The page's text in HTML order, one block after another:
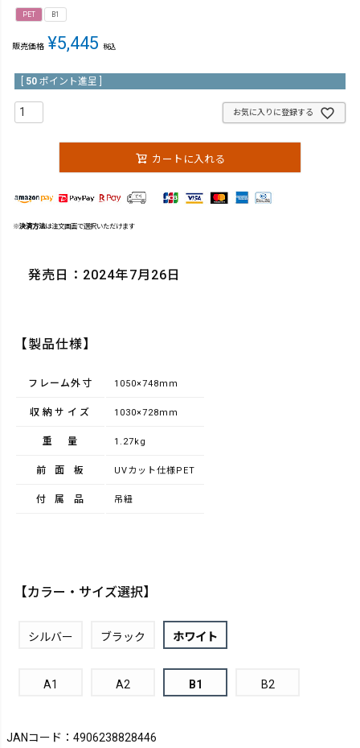
PET B1
販売価格 ¥5,445 税込
50 ポイント進呈 ]
お気に入りに登録する
カートに入れる
※決済方法は注文画面で選択いただけます
発売日：2024年7月26日
【製品仕様】
フレーム外寸 1050×748ｍｍ
収納サイズ 1030×728ｍｍ
重量 1.27kg
前面板 UVカット仕様PET
付属品 吊紐
【カラー・サイズ選択】
シルバー ブラック ホワイト
A1 A2 B1 B2
JANコード：4906238828446